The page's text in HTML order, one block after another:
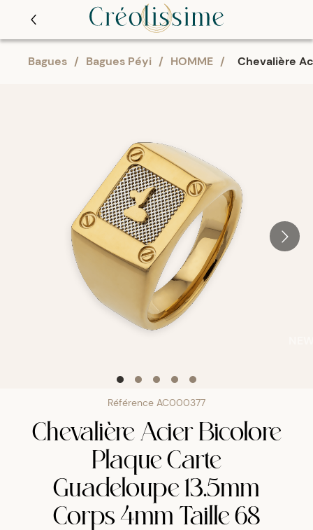
Bagues / Bagues Péyi / HOMME / Chevalière
Référence AC000377
Chevalière Acier Bicolore
Plaque Carte
Guadeloupe 13.5mm
Corps 4mm Taille 68